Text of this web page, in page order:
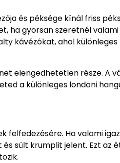
és péksége kínál friss
ha gyorsan szeretnél
kávézókat, ahol
elengedhetetlen része. A
a különleges londoni
felfedezésére. Ha valami
sült krumplit jelent. Ezt az